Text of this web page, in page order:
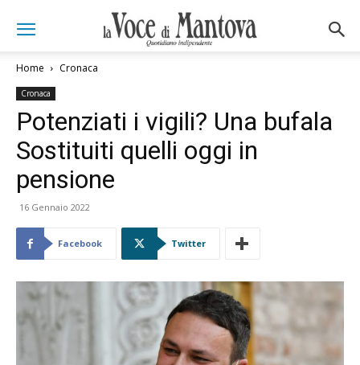
Home Cronaca
Cronaca
Potenziati i vigili? Una bufala
Sostituiti quelli oggi in
pensione
16 Gennaio 2022
Facebook Twitter